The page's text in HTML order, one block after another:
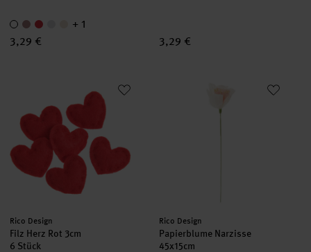
+ 1
3,29 €
3,29 €
Hersteller:
Rico Design
Filz Herz Rot 3cm
6 Stück
Hersteller:
Rico Design
Papierblume Narzisse
45x15cm